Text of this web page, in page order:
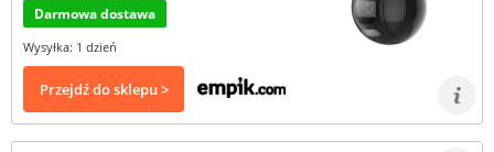
Darmowa dostawa
Wysyłka: 1 dzień
Przejdź do sklepu >